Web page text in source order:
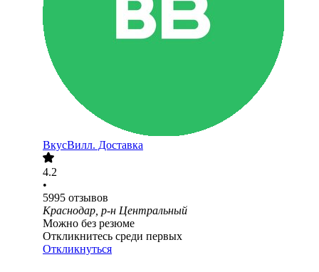
ВкусВилл. Доставка
4.2
•
5995 отзывов
Краснодар, р-н Центральный
Можно без резюме
Откликнитесь среди первых
Откликнуться